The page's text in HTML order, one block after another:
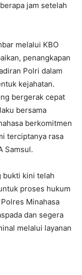
jam setelah
melalui KBO
penangkapan
Polri dalam
kejahatan.
bergerak cepat
bersama
berkomitmen
terciptanya rasa
Samsul.
bukti kini telah
proses hukum
Minahasa
dan segera
melalui layanan